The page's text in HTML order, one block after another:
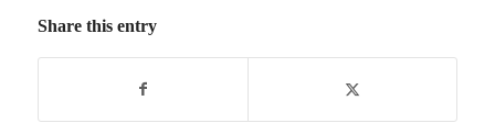
Share this entry